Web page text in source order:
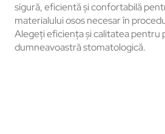
sigură, eficientă și confortabilă
materialului osos necesar în
Alegeți eficiența și calitatea pentru
dumneavoastră stomatologică.